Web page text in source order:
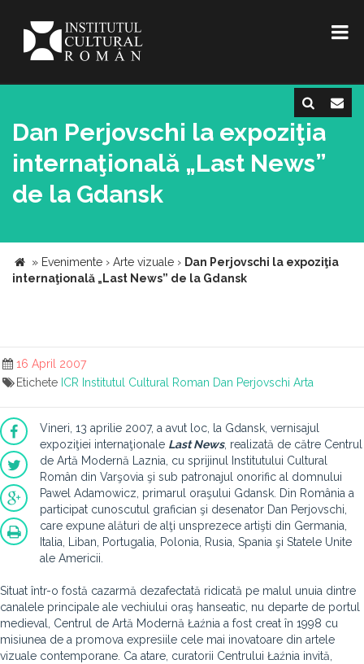
Dan Perjovschi la expoziţia
internaţională „Last News”
de la Gdansk
» Evenimente › Arte vizuale › Dan Perjovschi la expoziţia
internaţională „Last News” de la Gdansk
16 April 2007
Etichete ICR Institutul Cultural Roman Dan Perjovschi Arta
Vineri, 13 aprilie 2007, a avut loc, la Gdansk, vernisajul
expoziţiei internaţionale Last News, realizată de către Centrul
de Artă Modernă Laznia, cu sprijinul Institutului Cultural
Român din Varşovia şi sub patronajul onorific al domnului
Pawel Adamowicz, primarul oraşului Gdansk. Din România a
participat cunoscutul grafician şi desenator Dan Perjovschi,
care expune alături de alţi unsprezece artişti din Germania,
Italia, Liban, Portugalia, Polonia, Rusia, Spania şi Statele Unite
ale Americii.
Situat într-o fostă cazarmă dezafectată ridicată pe malul unuia dintre
canalele principale ale vechiului oraş hanseatic, nu departe de portul
medieval, Centrul de Artă Modernă Łaźnia a fost creat în 1998 cu
misiunea de a promova expresiile cele mai inovatoare din artele
vizuale contemporane. Ca atare, curatorii Centrului Łaźnia invită,